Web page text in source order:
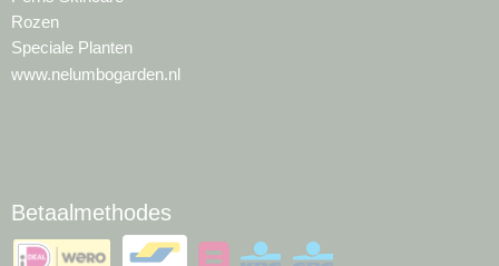
Rozen
Speciale Planten
www.nelumbogarden.nl
Betaalmethodes